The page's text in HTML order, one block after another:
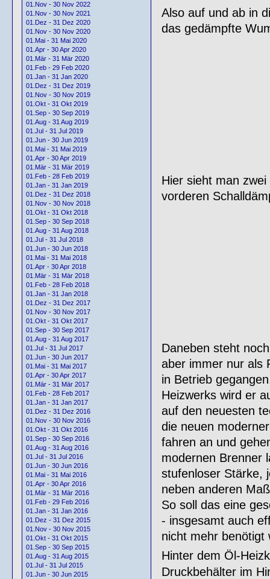
01.Nov - 30 Nov 2022
01.Nov - 30 Nov 2021
01.Dez - 31 Dez 2020
01.Nov - 30 Nov 2020
01.Mai - 31 Mai 2020
01.Apr - 30 Apr 2020
01.Mär - 31 Mär 2020
01.Feb - 29 Feb 2020
01.Jan - 31 Jan 2020
01.Dez - 31 Dez 2019
01.Nov - 30 Nov 2019
01.Okt - 31 Okt 2019
01.Sep - 30 Sep 2019
01.Aug - 31 Aug 2019
01.Jul - 31 Jul 2019
01.Jun - 30 Jun 2019
01.Mai - 31 Mai 2019
01.Apr - 30 Apr 2019
01.Mär - 31 Mär 2019
01.Feb - 28 Feb 2019
01.Jan - 31 Jan 2019
01.Dez - 31 Dez 2018
01.Nov - 30 Nov 2018
01.Okt - 31 Okt 2018
01.Sep - 30 Sep 2018
01.Aug - 31 Aug 2018
01.Jul - 31 Jul 2018
01.Jun - 30 Jun 2018
01.Mai - 31 Mai 2018
01.Apr - 30 Apr 2018
01.Mär - 31 Mär 2018
01.Feb - 28 Feb 2018
01.Jan - 31 Jan 2018
01.Dez - 31 Dez 2017
01.Nov - 30 Nov 2017
01.Okt - 31 Okt 2017
01.Sep - 30 Sep 2017
01.Aug - 31 Aug 2017
01.Jul - 31 Jul 2017
01.Jun - 30 Jun 2017
01.Mai - 31 Mai 2017
01.Apr - 30 Apr 2017
01.Mär - 31 Mär 2017
01.Feb - 28 Feb 2017
01.Jan - 31 Jan 2017
01.Dez - 31 Dez 2016
01.Nov - 30 Nov 2016
01.Okt - 31 Okt 2016
01.Sep - 30 Sep 2016
01.Aug - 31 Aug 2016
01.Jul - 31 Jul 2016
01.Jun - 30 Jun 2016
01.Mai - 31 Mai 2016
01.Apr - 30 Apr 2016
01.Mär - 31 Mär 2016
01.Feb - 29 Feb 2016
01.Jan - 31 Jan 2016
01.Dez - 31 Dez 2015
01.Nov - 30 Nov 2015
01.Okt - 31 Okt 2015
01.Sep - 30 Sep 2015
01.Aug - 31 Aug 2015
01.Jul - 31 Jul 2015
01.Jun - 30 Jun 2015
Also auf und ab in
das gedämpfte
Hier sieht man
vorderen
Daneben steht
aber immer nur als
in Betrieb
Heizwerks wird er
auf den neuesten
die neuen
fahren an und
modernen Brenner
stufenloser Stärke,
neben anderen
So soll das eine
- insgesamt auch
nicht mehr benötigt
Hinter dem Öl-
Druckbehälter im